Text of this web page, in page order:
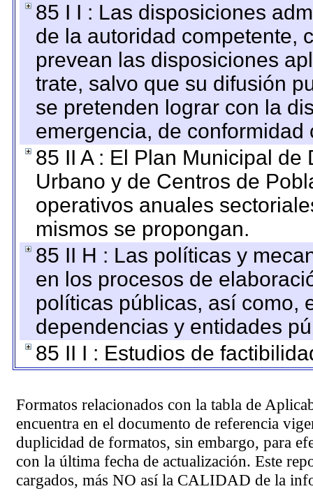
85 I I : Las disposiciones
de la autoridad competente,
prevean las disposiciones
trate, salvo que su difusión
se pretenden lograr con la
emergencia, de
85 II A : El Plan Municipal
Urbano y de Centros de
operativos anuales
mismos se propongan.
85 II H : Las políticas y
en los procesos de
políticas públicas, así como,
dependencias y entidades
85 II I : Estudios de
Formatos relacionados con la tabla de
encuentra en el documento de referencia
duplicidad de formatos, sin embargo, para
con la última fecha de actualización. Este
cargados, más NO así la CALIDAD de la